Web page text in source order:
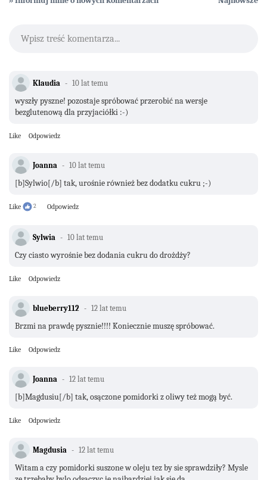
Wpisz treść komentarza...
Klaudia 10 lat temu
wyszły pyszne! pozostaje spróbować przerobić na wersje
bezglutenową dla przyjaciółki :-)
Like Odpowiedz
Joanna 10 lat temu
[b]Sylwio[/b] tak, urośnie również bez dodatku cukru ;-)
Like 2 Odpowiedz
Sylwia 10 lat temu
Czy ciasto wyrośnie bez dodania cukru do drożdży?
Like Odpowiedz
blueberry112 12 lat temu
Brzmi na prawdę pysznie!!!! Koniecznie muszę spróbować.
Like Odpowiedz
Joanna 12 lat temu
[b]Magdusiu[/b] tak, osączone pomidorki z oliwy też mogą być.
Like Odpowiedz
Magdusia 12 lat temu
Witam a czy pomidorki suszone w oleju tez by sie sprawdziły? Mysle